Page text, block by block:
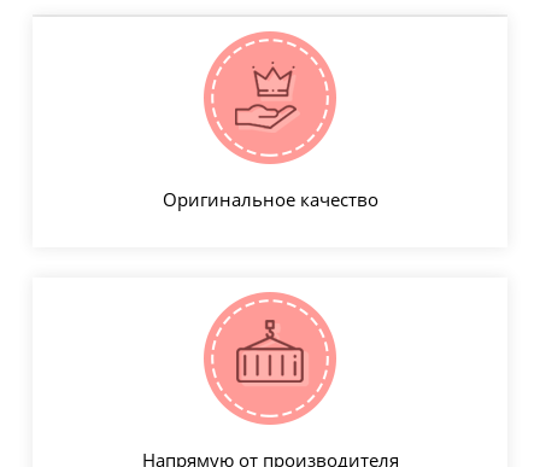
Оригинальное качество
Напрямую от производителя